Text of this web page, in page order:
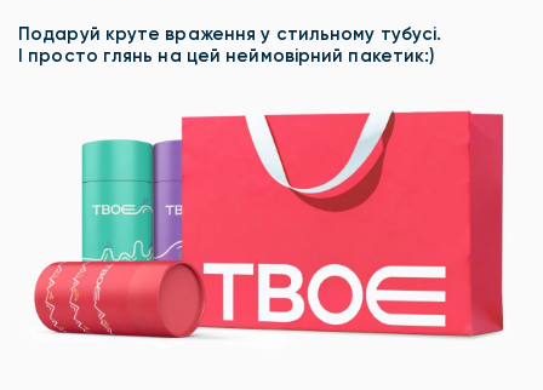
Подаруй круте враження у стильному тубусі.
І просто глянь на цей неймовірний пакетик:)